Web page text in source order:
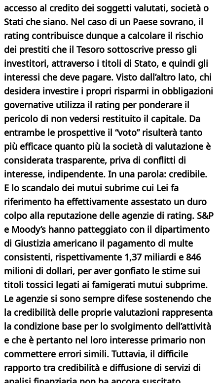
accesso al credito dei soggetti valutati, società o
Stati che siano. Nel caso di un Paese sovrano, il
rating contribuisce dunque a calcolare il rischio
dei prestiti che il Tesoro sottoscrive presso gli
investitori, attraverso i titoli di Stato, e quindi gli
interessi che deve pagare. Visto dall’altro lato, chi
desidera investire i propri risparmi in obbligazioni
governative utilizza il rating per ponderare il
pericolo di non vedersi restituito il capitale. Da
entrambe le prospettive il “voto” risulterà tanto
più efficace quanto più la società di valutazione è
considerata trasparente, priva di conflitti di
interesse, indipendente. In una parola: credibile.
E lo scandalo dei mutui subrime cui Lei fa
riferimento ha effettivamente assestato un duro
colpo alla reputazione delle agenzie di rating. S&P
e Moody’s hanno patteggiato con il dipartimento
di Giustizia americano il pagamento di multe
consistenti, rispettivamente 1,37 miliardi e 846
milioni di dollari, per aver gonfiato le stime sui
titoli tossici legati ai famigerati mutui subprime.
Le agenzie si sono sempre difese sostenendo che
la credibilità delle proprie valutazioni rappresenta
la condizione base per lo svolgimento dell’attività
e che è pertanto nel loro interesse primario non
commettere errori simili. Tuttavia, il difficile
rapporto tra credibilità e diffusione di servizi di